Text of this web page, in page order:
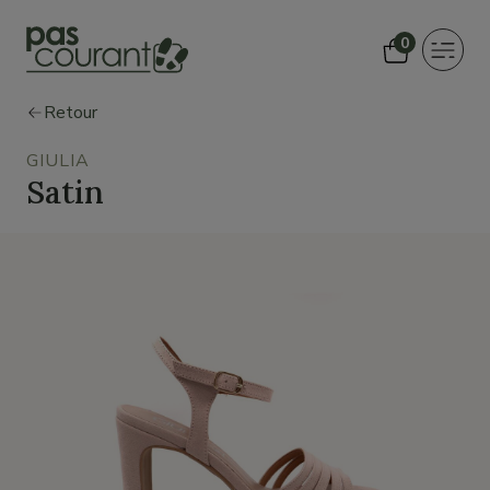
0
Toggle
Retour
GIULIA
Satin